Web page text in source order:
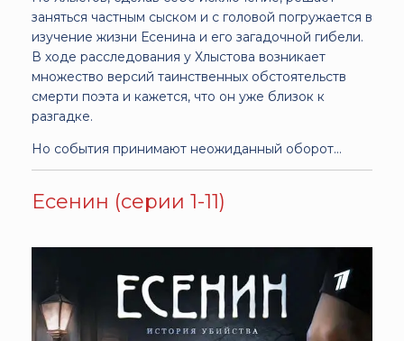
заняться частным сыском и с головой погружается в
изучение жизни Есенина и его загадочной гибели.
В ходе расследования у Хлыстова возникает
множество версий таинственных обстоятельств
смерти поэта и кажется, что он уже близок к
разгадке.
Но события принимают неожиданный оборот…
Есенин (серии 1-11)